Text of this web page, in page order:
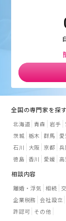
全国の専門家を探す
北海道 青森 岩手
茨城 栃木 群馬
石川
大阪 京都 兵
徳島 香川 愛媛
相談内容
離婚・浮気 相続
企業税務 会社設立
許認可 その他